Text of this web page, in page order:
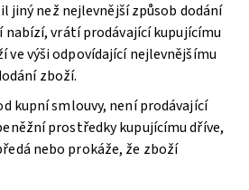
jiný než nejlevnější způsob dodání
vrátí prodávající kupujícímu
ve výši odpovídající nejlevnějšímu
zboží.
kupní smlouvy, není prodávající
prostředky kupujícímu dříve,
nebo prokáže, že zboží